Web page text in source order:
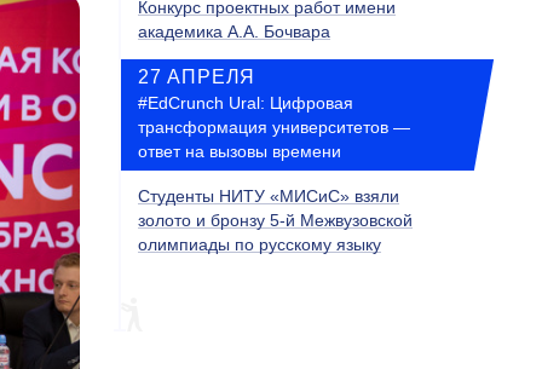
Конкурс проектных работ имени
академика А.А. Бочвара
27 АПРЕЛЯ
#EdCrunch Ural: Цифровая
трансформация университетов —
ответ на вызовы времени
Студенты НИТУ «МИСиС» взяли
золото и бронзу 5-й Межвузовской
олимпиады по русскому языку